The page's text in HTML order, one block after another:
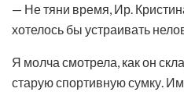
— Не тяни время, Ир.
хотелось бы устраивать
Я молча смотрела, как он
старую спортивную сумку.